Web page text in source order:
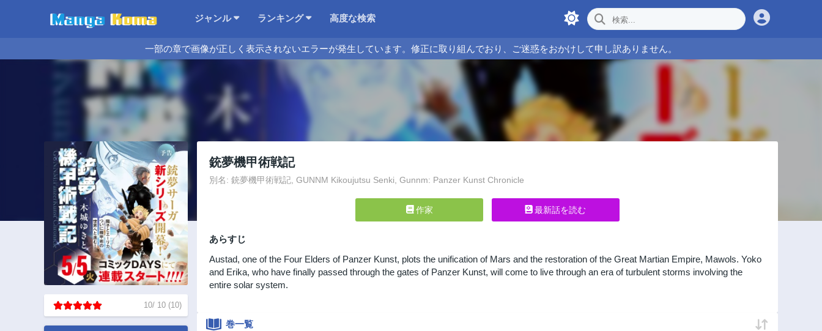
ジャンル ランキング 高度な検索
一部の章で画像が正しく表示されないエラーが発生しています。修正に取り組んでおり、ご迷惑をおかけして申し訳ありません。
10/ 10 (10)
銃夢機甲術戦記
別名: 銃夢機甲術戦記, GUNNM Kikoujutsu Senki, Gunnm: Panzer Kunst Chronicle
作家 最新話を読む
あらすじ
Austad, one of the Four Elders of Panzer Kunst, plots the unification of Mars and the restoration of the Great Martian Empire, Mawols. Yoko
and Erika, who have finally passed through the gates of Panzer Kunst, will come to live through an era of turbulent storms involving the
entire solar system.
巻一覧